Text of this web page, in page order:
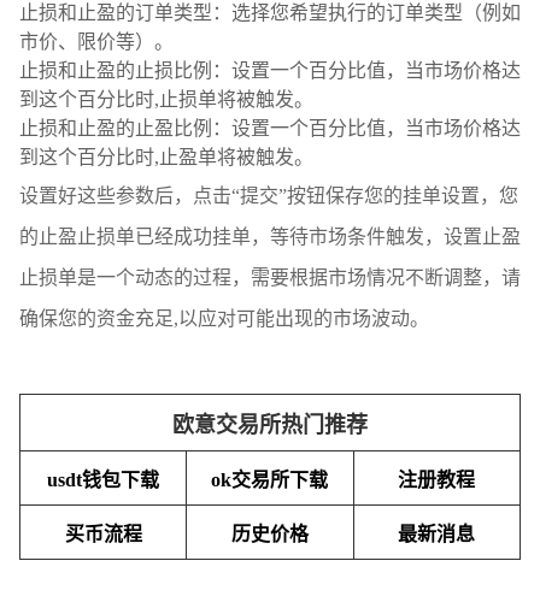
止损和止盈的订单类型：选择您希望执行的订单类型（例如
市价、限价等）。
止损和止盈的止损比例：设置一个百分比值，当市场价格达
到这个百分比时,止损单将被触发。
止损和止盈的止盈比例：设置一个百分比值，当市场价格达
到这个百分比时,止盈单将被触发。
设置好这些参数后，点击“提交”按钮保存您的挂单设置，您
的止盈止损单已经成功挂单，等待市场条件触发，设置止盈
止损单是一个动态的过程，需要根据市场情况不断调整，请
确保您的资金充足,以应对可能出现的市场波动。
欧意交易所热门推荐
usdt钱包下载 ok交易所下载 注册教程
买币流程 历史价格 最新消息